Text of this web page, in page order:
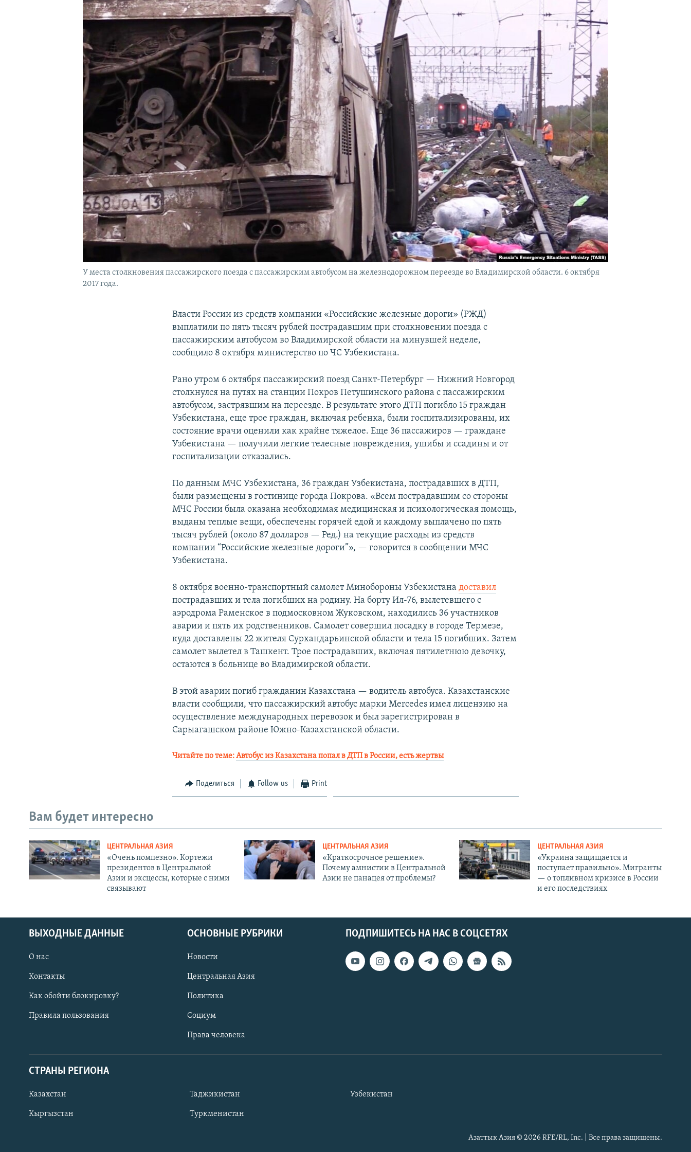
У места столкновения пассажирского поезда с пассажирским автобусом на железнодорожном переезде во Владимирской области. 6 октября
2017 года.
Власти России из средств компании «Российские железные дороги» (РЖД)
выплатили по пять тысяч рублей пострадавшим при столкновении поезда с
пассажирским автобусом во Владимирской области на минувшей неделе,
сообщило 8 октября министерство по ЧС Узбекистана.
Рано утром 6 октября пассажирский поезд Санкт-Петербург — Нижний Новгород
столкнулся на путях на станции Покров Петушинского района с пассажирским
автобусом, застрявшим на переезде. В результате этого ДТП погибло 15 граждан
Узбекистана, еще трое граждан, включая ребенка, были госпитализированы, их
состояние врачи оценили как крайне тяжелое. Еще 36 пассажиров — граждане
Узбекистана — получили легкие телесные повреждения, ушибы и ссадины и от
госпитализации отказались.
По данным МЧС Узбекистана, 36 граждан Узбекистана, пострадавших в ДТП,
были размещены в гостинице города Покрова. «Всем пострадавшим со стороны
МЧС России была оказана необходимая медицинская и психологическая помощь,
выданы теплые вещи, обеспечены горячей едой и каждому выплачено по пять
тысяч рублей (около 87 долларов — Ред.) на текущие расходы из средств
компании “Российские железные дороги”», — говорится в сообщении МЧС
Узбекистана.
8 октября военно-транспортный самолет Минобороны Узбекистанадоставил
пострадавших и тела погибших на родину. На борту Ил-76, вылетевшего с
аэродрома Раменское в подмосковном Жуковском, находились 36 участников
аварии и пять их родственников. Самолет совершил посадку в городе Термезе,
куда доставлены 22 жителя Сурхандарьинской области и тела 15 погибших. Затем
самолет вылетел в Ташкент. Трое пострадавших, включая пятилетнюю девочку,
остаются в больнице во Владимирской области.
В этой аварии погиб гражданин Казахстана — водитель автобуса. Казахстанские
власти сообщили, что пассажирский автобус марки Mercedes имел лицензию на
осуществление международных перевозок и был зарегистрирован в
Сарыагашском районе Южно-Казахстанской области.
Читайте по теме:Автобус из Казахстана попал в ДТП в России, есть жертвы
Поделиться Follow us Print
Вам будет интересно
ЦЕНТРАЛЬНАЯ АЗИЯ
«Очень помпезно». Кортежи
президентов в Центральной
Азии и эксцессы, которые с ними
связывают
ЦЕНТРАЛЬНАЯ АЗИЯ
«Краткосрочное решение».
Почему амнистии в Центральной
Азии не панацея от проблемы?
ЦЕНТРАЛЬНАЯ АЗИЯ
«Украина защищается и
поступает правильно». Мигранты
— о топливном кризисе в России
и его последствиях
ПОДПИШИТЕСЬ НА НАС В СОЦСЕТЯХ
ВЫХОДНЫЕ ДАННЫЕ
О нас
Контакты
Как обойти блокировку?
Правила пользования
ОСНОВНЫЕ РУБРИКИ
Новости
Центральная Азия
Политика
Социум
Права человека
СТРАНЫ РЕГИОНА
Казахстан
Кыргызстан
Таджикистан
Туркменистан
Узбекистан
Азаттык Азия © 2026 RFE/RL, Inc. | Все права защищены.